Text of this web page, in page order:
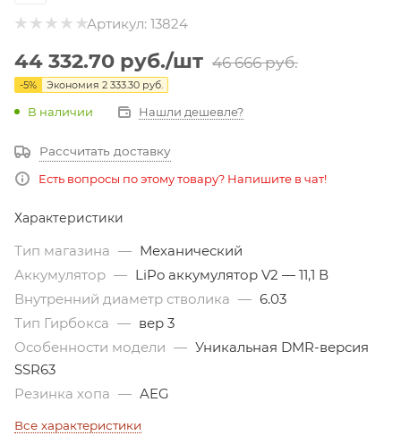
Артикул: 13824
44 332.70 руб./шт 46 666руб.
-5% Экономия 2 333.30 руб.
В наличии Нашли дешевле?
Рассчитать доставку
Есть вопросы по этому товару? Напишите в чат!
Характеристики
Тип магазина — Механический
Аккумулятор — LiPo аккумулятор V2 — 11,1 В
Внутренний диаметр стволика — 6.03
Тип Гирбокса — вер 3
Особенности модели — Уникальная DMR-версия
SSR63
Резинка хопа — AEG
Все характеристики